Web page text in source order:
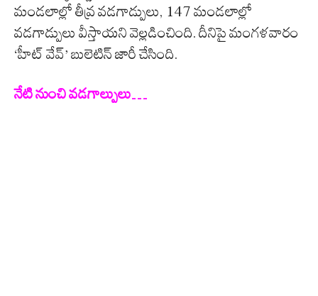
మండలాల్లో తీవ్ర వడగాడ్పులు, 147 మండలాల్లో
వడగాడ్పులు వీస్తాయని వెల్లడించింది. దీనిపై మంగళవారం
‘హీట్‌ వేవ్‌’ బులెటిన్‌ జారీ చేసింది.
నేటి నుంచి వ‌డ‌గాల్పులు…